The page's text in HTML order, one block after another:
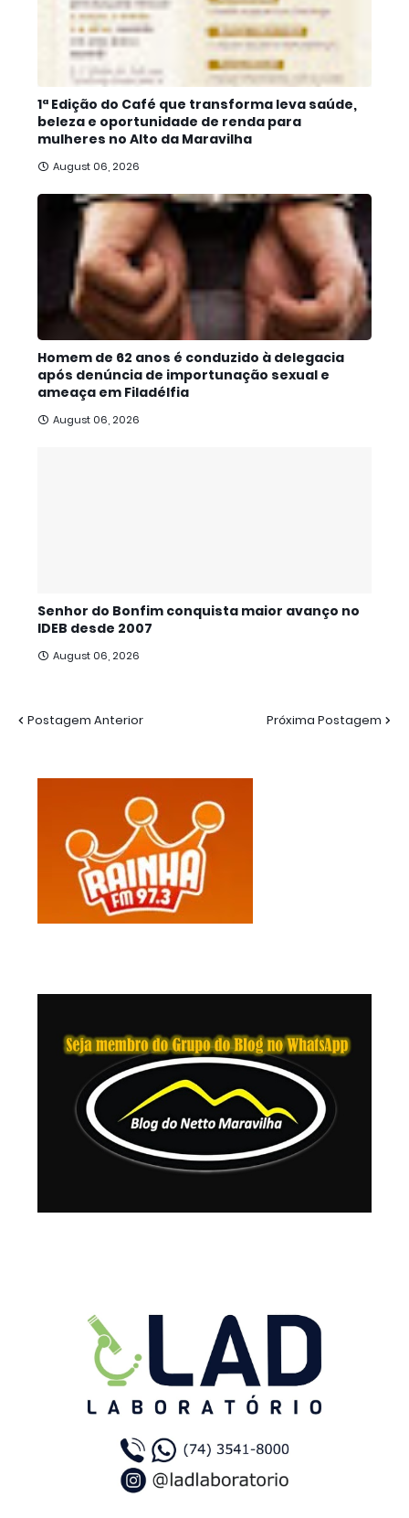
1ª Edição do Café que transforma leva saúde,
beleza e oportunidade de renda para
mulheres no Alto da Maravilha
August 06, 2026
Homem de 62 anos é conduzido à delegacia
após denúncia de importunação sexual e
ameaça em Filadélfia
August 06, 2026
Senhor do Bonfim conquista maior avanço no
IDEB desde 2007
August 06, 2026
Postagem Anterior Próxima Postagem